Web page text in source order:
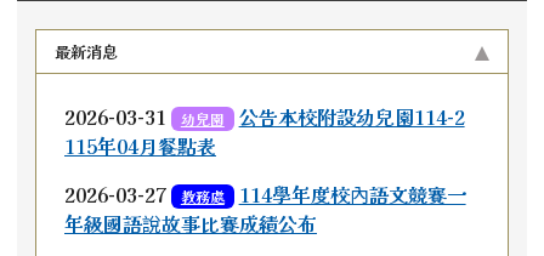
最新消息
2026-03-31 幼兒園
公告本校附設幼兒園114-2
115年04月餐點表
2026-03-27
教務處
114學年度校內語文競賽一
年級國語說故事比賽成績公布